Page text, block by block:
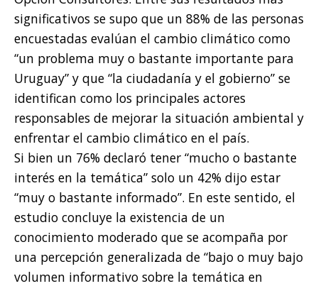
significativos se supo que un 88% de las personas
encuestadas evalúan el cambio climático como
“un problema muy o bastante importante para
Uruguay” y que “la ciudadanía y el gobierno” se
identifican como los principales actores
responsables de mejorar la situación ambiental y
enfrentar el cambio climático en el país.
Si bien un 76% declaró tener “mucho o bastante
interés en la temática” solo un 42% dijo estar
“muy o bastante informado”. En este sentido, el
estudio concluye la existencia de un
conocimiento moderado que se acompaña por
una percepción generalizada de “bajo o muy bajo
volumen informativo sobre la temática en